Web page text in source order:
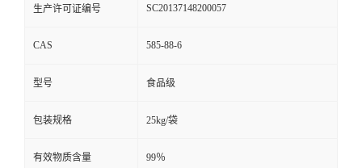
生产许可证编号 SC20137148200057
CAS 585-88-6
型号 食品级
包装规格 25kg/袋
有效物质含量 99％